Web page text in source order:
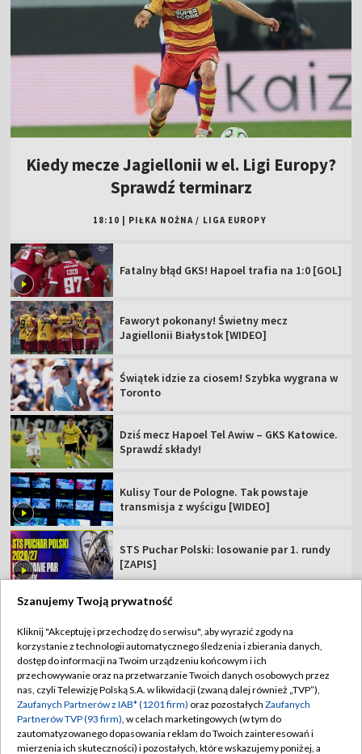
Kiedy mecze Jagiellonii w el. Ligi Europy?
Sprawdź terminarz
18:10 PIŁKA NOŻNA / LIGA EUROPY
Fatalny błąd GKS! Hapoel trafia na 1:0 [GOL]
Faworyt pokonany! Świetny mecz
Jagiellonii Białystok [WIDEO]
Świątek idzie za ciosem! Szybka wygrana w
Toronto
Dziś mecz Hapoel Tel Awiw – GKS Katowice.
Sprawdź składy!
Kulisy Tour de Pologne. Tak powstaje
transmisja z wyścigu [WIDEO]
STS Puchar Polski: losowanie par 1. rundy
[ZAPIS]
TVP
Abonament TVP
Sklep TVP
Biuro Reklamy
Regulamin TVP
Polityka prywatności
Moje zgody
Szanujemy Twoją prywatność
Kliknij "Akceptuję i przechodzę do serwisu", aby wyrazić zgody na
korzystanie z technologii automatycznego śledzenia i zbierania danych,
dostęp do informacji na Twoim urządzeniu końcowym i ich
przechowywanie oraz na przetwarzanie Twoich danych osobowych przez
nas, czyli Telewizję Polską S.A. w likwidacji (zwaną dalej również „TVP”),
Zaufanych Partnerów z IAB* (1201 firm) oraz pozostałych Zaufanych
Partnerów TVP (93 firm), w celach marketingowych (w tym do
zautomatyzowanego dopasowania reklam do Twoich zainteresowań i
mierzenia ich skuteczności) i pozostałych, które wskazujemy poniżej, a